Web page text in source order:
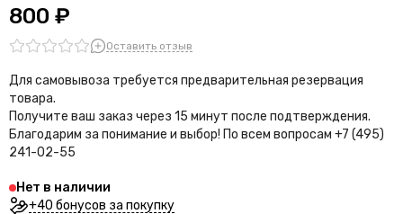
800 ₽
Оставить отзыв
Для самовывоза требуется предварительная резервация
товара.
Получите ваш заказ через 15 минут после подтверждения.
Благодарим за понимание и выбор! По всем вопросам +7 (495)
241-02-55
Нет в наличии
+40 бонусов за покупку